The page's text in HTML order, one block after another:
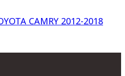
CAMRY 2012-2018